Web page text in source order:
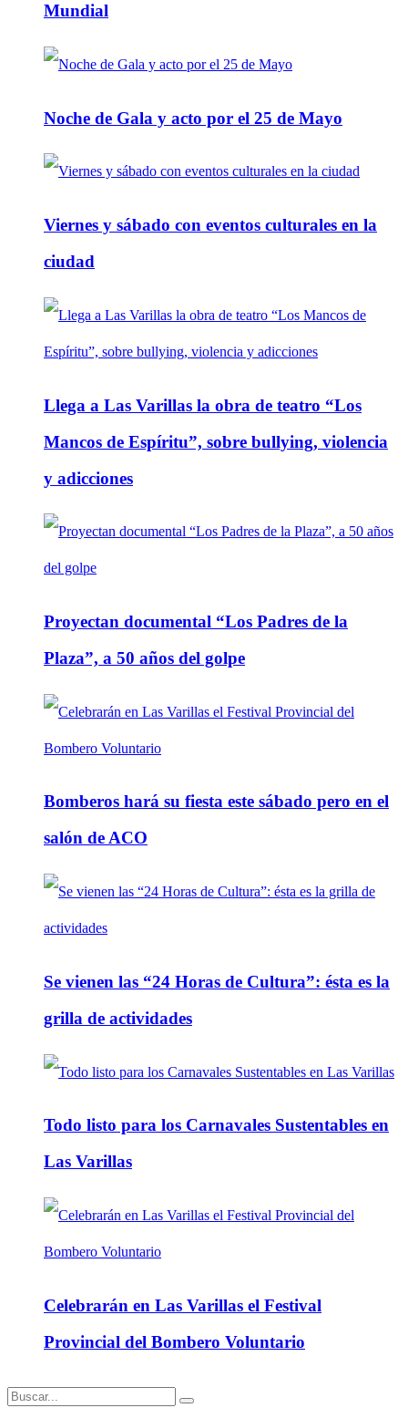
Mundial
Noche de Gala y acto por el 25 de Mayo
Viernes y sábado con eventos culturales en la
ciudad
Llega a Las Varillas la obra de teatro “Los
Mancos de Espíritu”, sobre bullying, violencia
y adicciones
Proyectan documental “Los Padres de la
Plaza”, a 50 años del golpe
Bomberos hará su fiesta este sábado pero en el
salón de ACO
Se vienen las “24 Horas de Cultura”: ésta es la
grilla de actividades
Todo listo para los Carnavales Sustentables en
Las Varillas
Celebrarán en Las Varillas el Festival
Provincial del Bombero Voluntario